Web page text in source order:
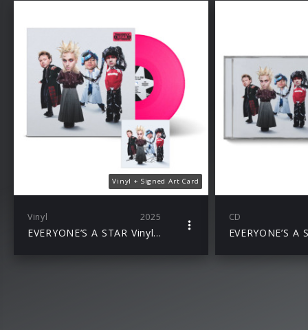
Vinyl + Signed Art Card
Vinyl 2025
EVERYONE’S A STAR Vinyl + Signed Art Card
CD